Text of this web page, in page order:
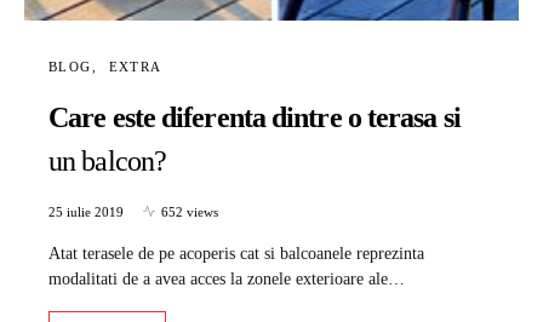
BLOG EXTRA
Care este diferenta dintre o terasa si
un balcon?
25 iulie 2019 652 views
Atat terasele de pe acoperis cat si balcoanele reprezinta
modalitati de a avea acces la zonele exterioare ale…